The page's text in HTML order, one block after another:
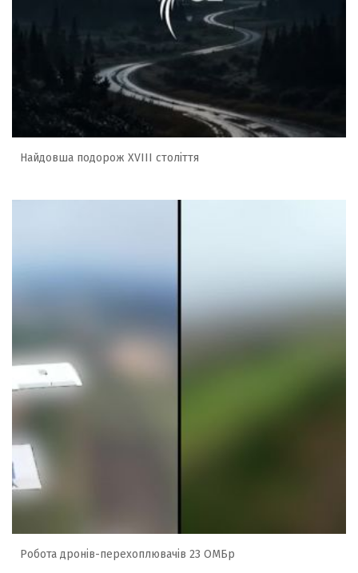
Найдовша подорож XVIII століття
Робота дронів-перехоплювачів 23 ОМБр